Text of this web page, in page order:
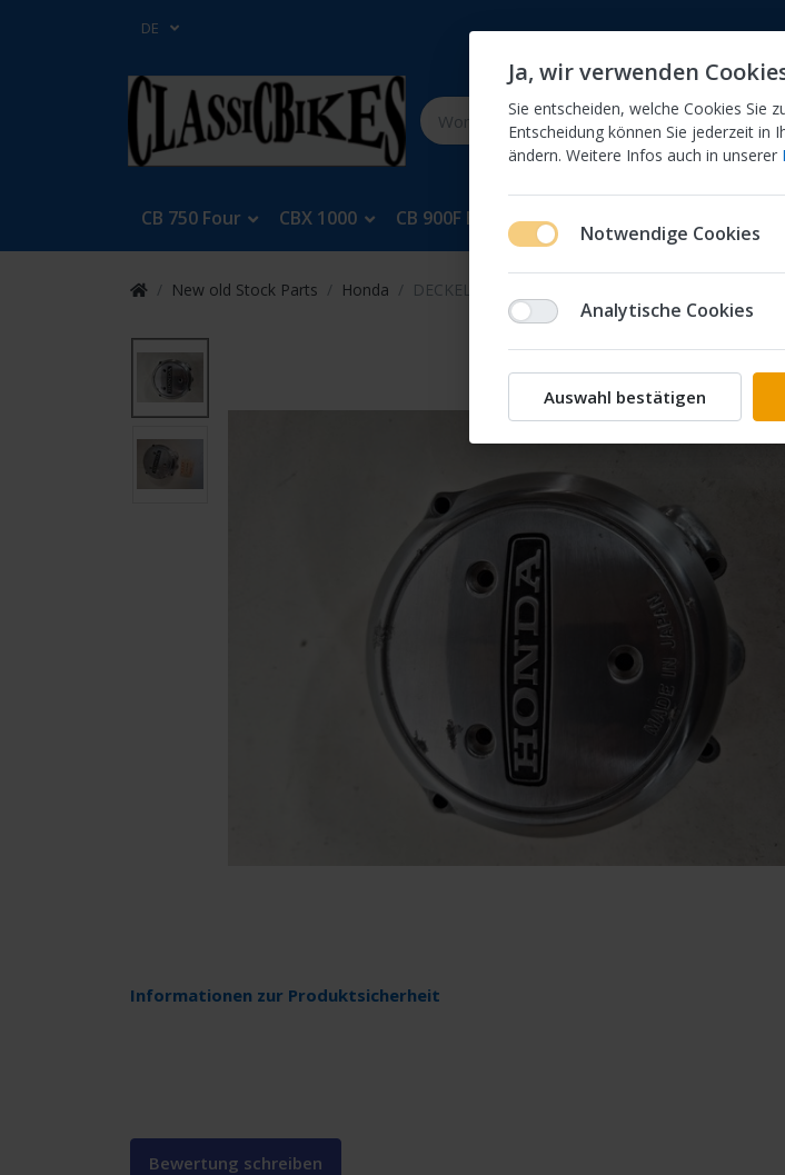
DE
CB 750 Four CBX 1000 CB 900F Bol Dor
New old Stock Parts Honda DECKEL, LICHTMASCHINE 11631-404-000 CB 550
Informationen zur Produktsicherheit
Bewertung schreiben
Ja, wir verwenden
Sie entscheiden, welche Cookies Sie
Entscheidung können Sie jederzeit in
ändern. Weitere Infos auch in unserer
Notwendige Cookies
Analytische Cookies
Auswahl bestätigen